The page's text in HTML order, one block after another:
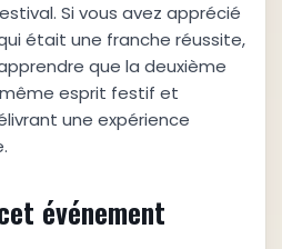
Si vous avez apprécié
était une franche réussite,
que la deuxième
esprit festif et
une expérience
événement